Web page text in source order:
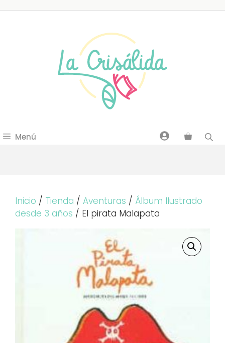
Menú
Inicio / Tienda / Aventuras / Álbum Ilustrado
desde 3 años / El pirata Malapata